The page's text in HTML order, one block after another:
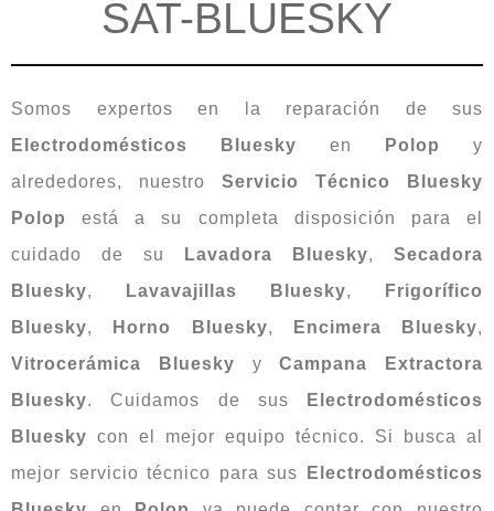
SAT-BLUESKY
Somos expertos en la reparación de sus
Electrodomésticos
Bluesky en Polop
y
alrededores, nuestro Servicio Técnico Bluesky
Polop
está a su completa disposición para el
cuidado de su
Lavadora Bluesky, Secadora
Bluesky, Lavavajillas Bluesky,
Frigorífico
Bluesky, Horno Bluesky, Encimera Bluesky,
Vitrocerámica
Bluesky yCampana Extractora
Bluesky. Cuidamos de sus
Electrodomésticos
Bluesky con el mejor equipo técnico. Si busca al
mejor servicio técnico para sus
Electrodomésticos